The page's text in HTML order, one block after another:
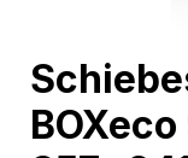
to
the
beginning